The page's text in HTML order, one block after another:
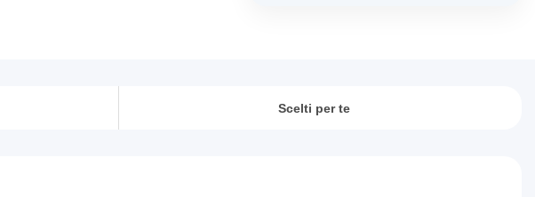
Scelti per te